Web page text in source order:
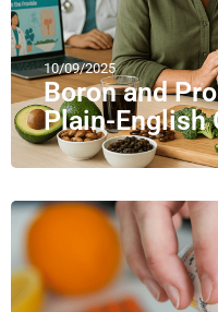
10/09/2025
Boron and
Plain-English